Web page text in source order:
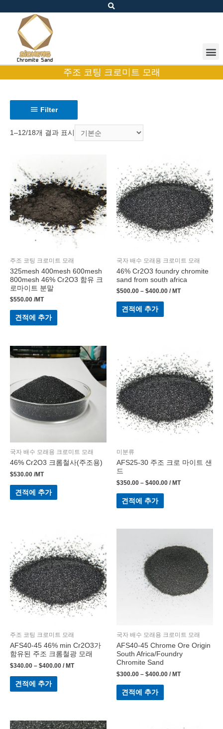
주조 코팅 크로미트 모래
Filter
1–12/18개 결과 표시
주조 코팅 크로미트 모래
325mesh 400mesh 600mesh
800mesh 46% Cr2O3 함유 크
로마이트 분말
$550.00 /MT
견적에 추가
국자 배수 모래용 크로미트 모래
46% Cr2O3 foundry chromite
sand from south africa
$500.00 – $400.00 / MT
견적에 추가
국자 배수 모래용 크로미트 모래
46% Cr2O3 크롬철사(주조용)
$530.00 /MT
견적에 추가
미분류
AFS25-30 주조 크로 마이트 샌
드
$350.00 – $400.00 / MT
견적에 추가
주조 코팅 크로미트 모래
AFS40-45 46% min Cr2O3가
함유된 주조 크롬철광 모래
$340.00 – $400.00 / MT
견적에 추가
국자 배수 모래용 크로미트 모래
AFS40-45 Chrome Ore Origin
South Africa/Foundry
Chromite Sand
$300.00 – $400.00 / MT
견적에 추가